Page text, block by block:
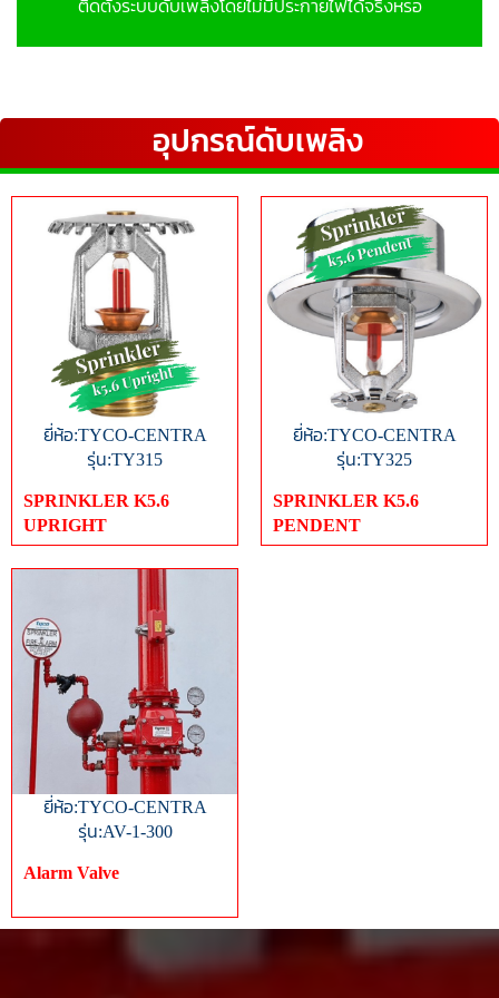
ติดตั้งระบบดับเพลิงโดยไม่มีประกายไฟได้จริงหรอ
อุปกรณ์ดับเพลิง
ยี่ห้อ:TYCO-CENTRA
รุ่น:TY315
SPRINKLER K5.6
UPRIGHT
ยี่ห้อ:TYCO-CENTRA
รุ่น:TY325
SPRINKLER K5.6
PENDENT
ยี่ห้อ:TYCO-CENTRA
รุ่น:AV-1-300
Alarm Valve